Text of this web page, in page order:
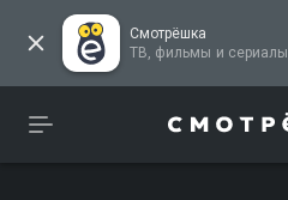
Смотрёшка
ТВ, фильмы и сериалы